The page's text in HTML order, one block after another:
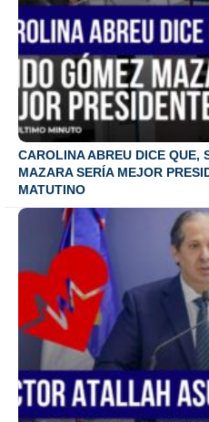
CAROLINA ABREU DICE QUE,
MAZARA SERÍA MEJOR
MATUTINO